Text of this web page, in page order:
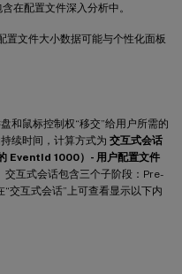
在配置文件深入分析中。
文件大小数据可能与个性化面板
和鼠标控制权“移交”给用户所需的
续时间，计算方式为 交互式会话
EventId 1000）- 用户配置文件
交互式会话包含三个子阶段：Pre-
互式会话”上可查看显示以下内